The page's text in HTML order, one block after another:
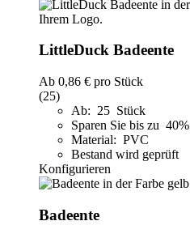
LittleDuck Badeente
Ab 0,86 € pro Stück
(25)
Ab: 25 Stück
Sparen Sie bis zu 40%
Material: PVC
Bestand wird geprüft
Konfigurieren
Badeente